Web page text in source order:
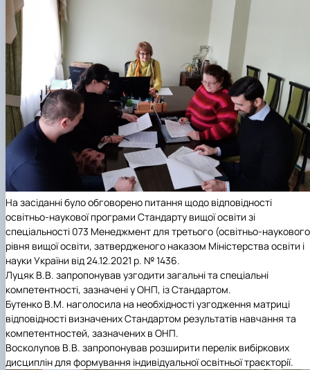
На засіданні було обговорено питання щодо відповідності
освітньо-наукової програми Стандарту вищої освіти зі
спеціальності 073 Менеджмент для третього (освітньо-
рівня вищої освіти, затвердженого наказом Міністерства освіти і
науки України від 24.12.2021 р. № 1436.
Луцяк В.В. запропонував узгодити загальні та спеціальні
компетентності, зазначені у ОНП, із Стандартом.
Бутенко В.М. наголосила на необхідності узгодження матриці
відповідності визначених Стандартом результатів навчання та
компетентностей, зазначених в ОНП.
Восколупов В.В. запропонував розширити перелік вибіркових
дисциплін для формування індивідуальної освітньої траєкторії.